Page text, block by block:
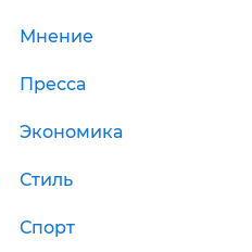
Мнение
Пресса
Экономика
Стиль
Спорт